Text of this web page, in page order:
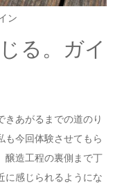
ン
る。ガイ
きあがるまでの道のり
も今回体験させてもら
醸造工程の裏側まで丁
に感じられるようにな